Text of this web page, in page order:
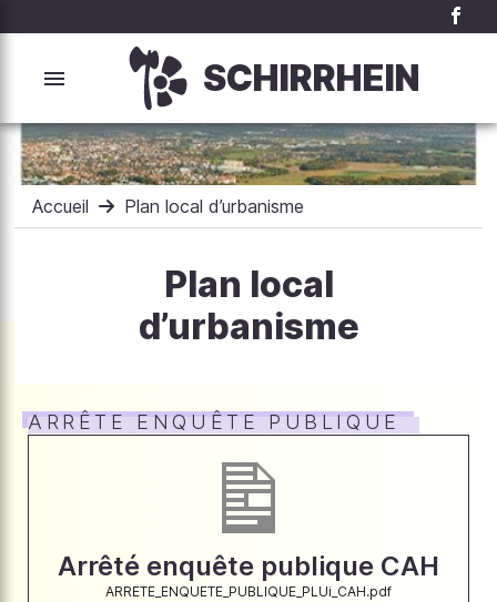
SCHIRRHEIN
Accueil Plan local d’urbanisme
Plan local
d’urbanisme
ARRÊTE ENQUÊTE PUBLIQUE
Arrêté enquête publique CAH
ARRETE_ENQUETE_PUBLIQUE_PLUi_CAH.pdf